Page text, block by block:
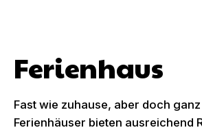
Ferienhaus
Fast wie zuhause, aber doch
Ferienhäuser bieten ausreichend